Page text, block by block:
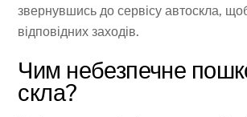
звернувшись до сервісу автоскла,
відповідних заходів.
Чим небезпечне
скла?